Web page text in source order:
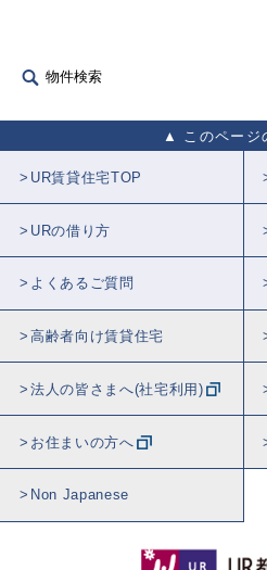
物件検索
このページ
UR賃貸住宅TOP
URの借り方
よくあるご質問
高齢者向け賃貸住宅
法人の皆さまへ(社宅利用)
お住まいの方へ
Non Japanese